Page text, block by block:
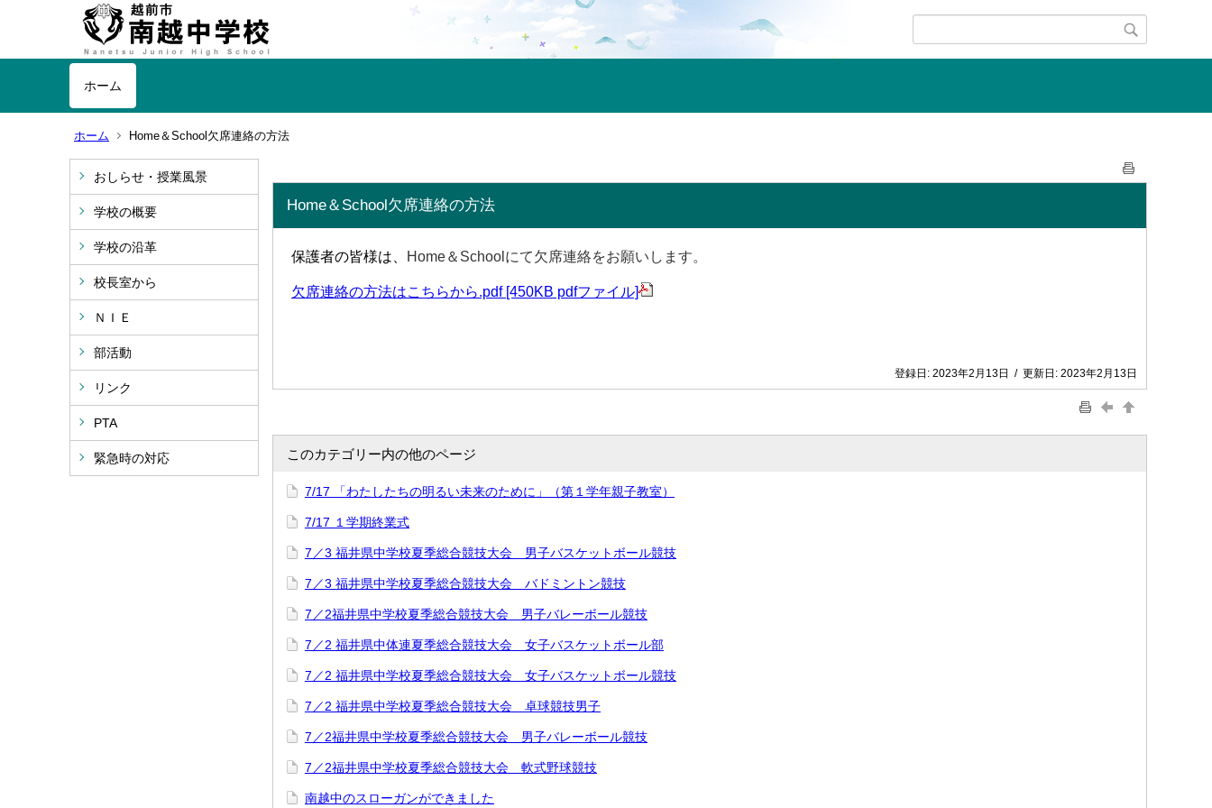
ホーム
ホーム Home＆School欠席連絡の方法
おしらせ・授業風景
学校の概要
学校の沿革
校長室から
ＮＩＥ
部活動
リンク
PTA
緊急時の対応
Home＆School欠席連絡の方法
保護者の皆様は、 Home＆Schoolにて欠席連絡をお願いします。
欠席連絡の方法はこちらから.pdf [450KB pdfファイル]
登録日: 2023年2月13日 / 更新日: 2023年2月13日
このカテゴリー内の他のページ
7/17 「わたしたちの明るい未来のために」（第１学年親子教室）
7/17 １学期終業式
7／3 福井県中学校夏季総合競技大会 男子バスケットボール競技
7／3 福井県中学校夏季総合競技大会 バドミントン競技
7／2福井県中学校夏季総合競技大会 男子バレーボール競技
7／2 福井県中体連夏季総合競技大会 女子バスケットボール部
7／2 福井県中学校夏季総合競技大会 女子バスケットボール競技
7／2 福井県中学校夏季総合競技大会 卓球競技男子
7／2福井県中学校夏季総合競技大会 男子バレーボール競技
7／2福井県中学校夏季総合競技大会 軟式野球競技
南越中のスローガンができました